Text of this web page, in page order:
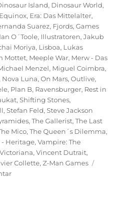
Island, Dinosaur World,
Equinox, Era: Das Mittelalter,
Suarez, Fjords,Games
Ian O´Toole, Illustratoren,Jakub
Moriya, Lisboa, Lukas
Mottet, Meeple War, Merw - Das
Menzel, Miguel Coimbra,
Nova Luna,On Mars,Outlive,
, Plan B, Ravensburger, Rest in
,Shifting Stones,
,Stefan Feld,Steve Jackson
,The Gallerist,The Last
Mico,The Queen´s Dilemma,
- Heritage,Vampire: The
Victoriana,Vincent Dutrait,
Collette,Z-Man Games
zu